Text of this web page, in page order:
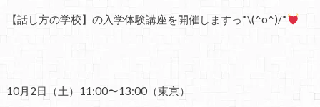
【話し方の学校】の入学体験講座を開催しますっ*\(^o^)/*
10月2日（土）11:00〜13:00（東京）